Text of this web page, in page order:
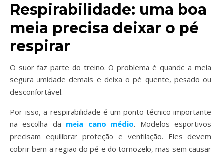
Respirabilidade: uma boa
meia precisa deixar o pé
respirar
O suor faz parte do treino. O problema é quando a meia
segura umidade demais e deixa o pé quente, pesado ou
desconfortável.
Por isso, a respirabilidade é um ponto técnico importante
na escolha da meia cano médio. Modelos esportivos
precisam equilibrar proteção e ventilação. Eles devem
cobrir bem a região do pé e do tornozelo, mas sem causar